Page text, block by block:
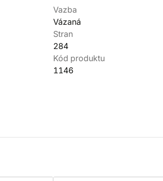
Vazba
Vázaná
Stran
284
Kód produktu
1146